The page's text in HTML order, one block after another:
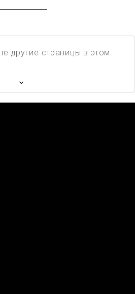
другие страницы в этом